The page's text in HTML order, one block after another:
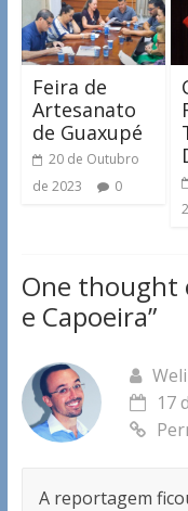
Feira de
Artesanato
de Guaxupé
20 de Outubro
de 2023
0
One thought
e Capoeira”
17
A reportagem